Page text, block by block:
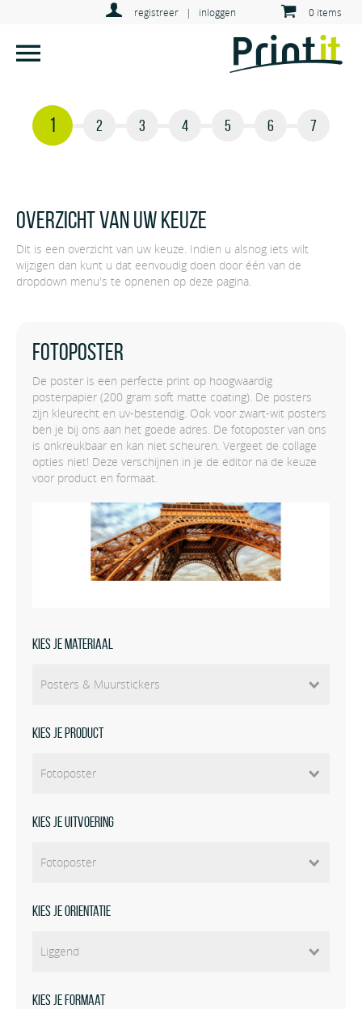
registreer | inloggen 0 items
1 2 3 4 5 6 7
Overzicht van uw keuze
Dit is een overzicht van uw keuze. Indien u alsnog iets wilt
wijzigen dan kunt u dat eenvoudig doen door één van de
dropdown menu's te opnenen op deze pagina.
Fotoposter
De poster is een perfecte print op hoogwaardig
posterpapier (200 gram soft matte coating). De posters
zijn kleurecht en uv-bestendig. Ook voor zwart-wit posters
ben je bij ons aan het goede adres. De fotoposter van ons
is onkreukbaar en kan niet scheuren. Vergeet de collage
opties niet! Deze verschijnen in je de editor na de keuze
voor product en formaat.
Kies je materiaal
Kies je product
Kies je uitvoering
Kies je orientatie
Kies je formaat